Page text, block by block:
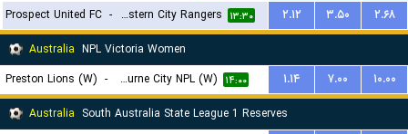
Prospect United FC - Western City Rangers ۱۳:۳۰ ۲.۱۲ ۳.۵۰
۲.۶۸
Australia NPL Victoria Women
Preston Lions (W) - Melbourne City NPL (W) ۱۴:۰۰ ۱.۱۴ ۷.۰۰
۱۰.۰۰
Australia South Australia State League 1 Reserves